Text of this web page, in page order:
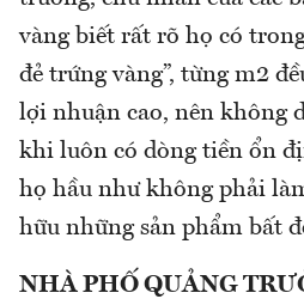
vàng biết rất rõ họ có
đẻ trứng vàng”, từng m2
lợi nhuận cao, nên không
khi luôn có dòng tiền ổn
họ hầu như không phải
hữu những sản phẩm bất
NHÀ PHỐ QUẢNG